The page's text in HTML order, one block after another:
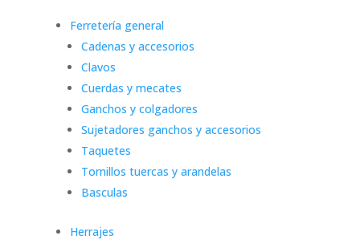
Ferretería general
Cadenas y accesorios
Clavos
Cuerdas y mecates
Ganchos y colgadores
Sujetadores ganchos y accesorios
Taquetes
Tornillos tuercas y arandelas
Basculas
Herrajes